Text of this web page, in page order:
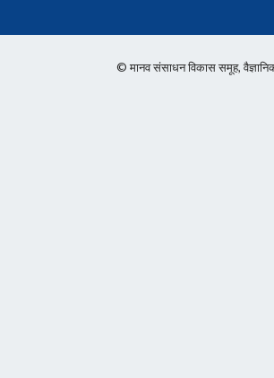
© मानव संसाधन विकास समूह,